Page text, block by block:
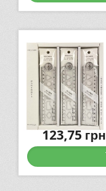
123,75грн